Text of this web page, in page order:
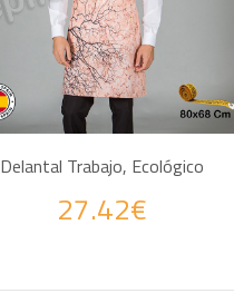
Delantal Trabajo, Ecológico
27.42€